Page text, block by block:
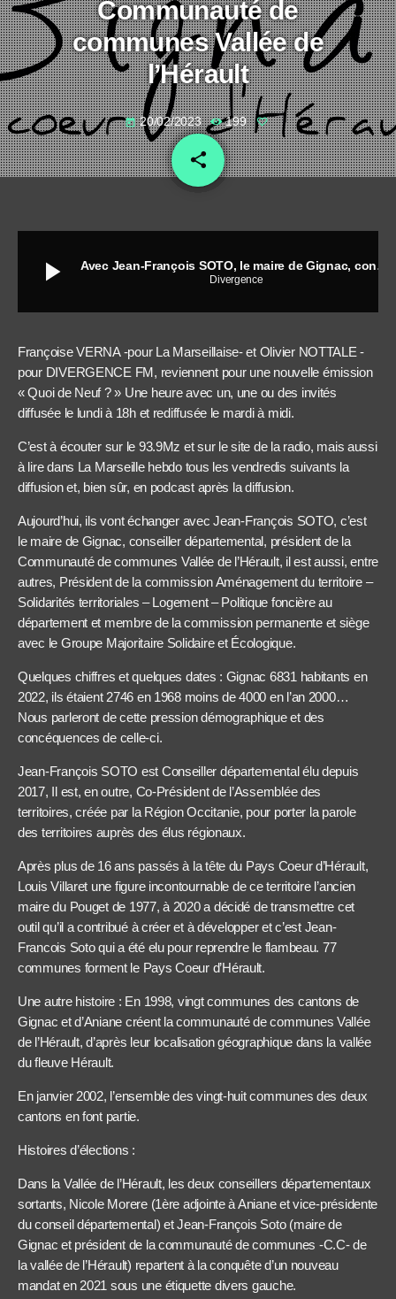
Communauté de
communes Vallée de
l’Hérault
today 20/02/2023 199
share
email
play_arrow Avec Jean-François SOTO, le maire de Gignac, conseiller départemental, président de la Communauté de communes Vallée de l’Hérault
Divergence
Françoise VERNA -pour La Marseillaise- et Olivier NOTTALE -
pour DIVERGENCE FM, reviennent pour une nouvelle émission
« Quoi de Neuf ? » Une heure avec un, une ou des invités
diffusée le lundi à 18h et rediffusée le mardi à midi.
C’est à écouter sur le 93.9Mz et sur le site de la radio, mais aussi
à lire dans La Marseille hebdo tous les vendredis suivants la
diffusion et, bien sûr, en podcast après la diffusion.
Aujourd’hui, ils vont échanger avec Jean-François SOTO, c’est
le maire de Gignac, conseiller départemental, président de la
Communauté de communes Vallée de l’Hérault, il est aussi, entre
autres, Président de la commission Aménagement du territoire –
Solidarités territoriales – Logement – Politique foncière au
département et membre de la commission permanente et siège
avec le Groupe Majoritaire Solidaire et Écologique.
Quelques chiffres et quelques dates : Gignac 6831 habitants en
2022, ils étaient 2746 en 1968 moins de 4000 en l’an 2000…
Nous parleront de cette pression démographique et des
concéquences de celle-ci.
Jean-François SOTO est Conseiller départemental élu depuis
2017, Il est, en outre, Co-Président de l’Assemblée des
territoires, créée par la Région Occitanie, pour porter la parole
des territoires auprès des élus régionaux.
Après plus de 16 ans passés à la tête du Pays Coeur d’Hérault,
Louis Villaret une figure incontournable de ce territoire l’ancien
maire du Pouget de 1977, à 2020 a décidé de transmettre cet
outil qu’il a contribué à créer et à développer et c’est Jean-
Francois Soto qui a été elu pour reprendre le flambeau. 77
communes forment le Pays Coeur d’Hérault.
Une autre histoire : En 1998, vingt communes des cantons de
Gignac et d’Aniane créent la communauté de communes Vallée
de l’Hérault, d’après leur localisation géographique dans la vallée
du fleuve Hérault.
En janvier 2002, l’ensemble des vingt-huit communes des deux
cantons en font partie.
Histoires d’élections :
Dans la Vallée de l’Hérault, les deux conseillers départementaux
sortants, Nicole Morere (1ère adjointe à Aniane et vice-présidente
du conseil départemental) et Jean-François Soto (maire de
Gignac et président de la communauté de communes -C.C- de
la vallée de l’Hérault) repartent à la conquête d’un nouveau
mandat en 2021 sous une étiquette divers gauche.